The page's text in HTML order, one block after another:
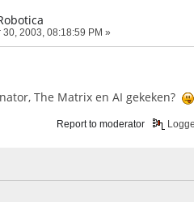
30, 2003, 08:18:59 PM »
The Matrix en AI gekeken?
Report to moderator